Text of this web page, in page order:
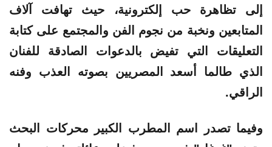
إلى تظاهرة حب إلكترونية، حيث تهافت آلاف
المتابعين ونخبة من نجوم الفن والمجتمع على كتابة
التعليقات التي تفيض بالدعوات الصادقة للفنان
الذي طالما أسعد المصريين بصوته العذب وفنه
الراقي.
وفيما تصدر اسم المطرب الكبير محركات البحث